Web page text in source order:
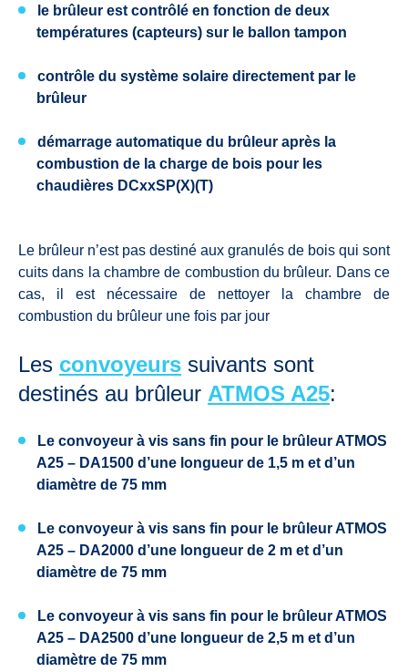
le brûleur est contrôlé en fonction de deux
températures (capteurs) sur le ballon tampon
contrôle du système solaire directement par le
brûleur
démarrage automatique du brûleur après la
combustion de la charge de bois pour les
chaudières DCxxSP(X)(T)
Le brûleur n’est pas destiné aux granulés de bois qui sont
cuits dans la chambre de combustion du brûleur. Dans ce
cas, il est nécessaire de nettoyer la chambre de
combustion du brûleur une fois par jour
Les convoyeurs suivants sont
destinés au brûleur ATMOS A25:
Le convoyeur à vis sans fin pour le brûleur ATMOS
A25 – DA1500 d’une longueur de 1,5 m et d’un
diamètre de 75 mm
Le convoyeur à vis sans fin pour le brûleur ATMOS
A25 – DA2000 d’une longueur de 2 m et d’un
diamètre de 75 mm
Le convoyeur à vis sans fin pour le brûleur ATMOS
A25 – DA2500 d’une longueur de 2,5 m et d’un
diamètre de 75 mm